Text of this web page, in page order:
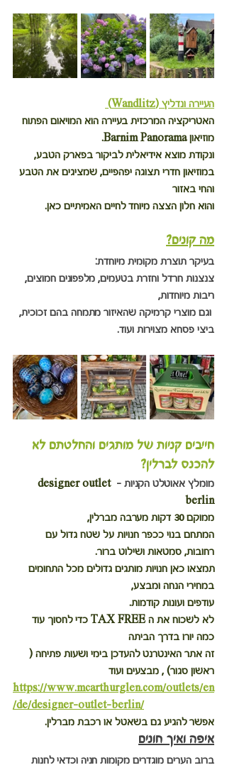
העיירה ונדליץ (Wandlitz)
האטריקציה המרכזית בעיירה הוא המויאום הפתוח
מוזיאון Barnim Panorama.
ונקודת מוצא אידיאלית לביקור בפארק הטבע,
במוזיאון חדרי תצוגה יפהפיים, שמציגים את הטבע
והחי באזור
והוא חלון הצצה מיוחד לחיים האמיתיים כאן.
מה קונים?
בעיקר תוצרת מקומית מיוחדת:
צנצנות חרדל וחזרת בטעמים, מלפפונים חמוצים,
ריבות מיוחדות,
וגם מוצרי קרמיקה שהאיזור מתמחה בהם זכוכית,
ביצי פסחא מצוירות ועוד.
חייבים קניות של מותגים והחלטתם לא
להכנס לברלין?
מומלץ אאוטלט הקניות - designer outlet
berlin
ממוקם 30 דקות מערבה מברלין,
המתחם בנוי ככפר חנויות על שטח גדול עם
רחובות, סמטאות ושילוט ברור.
תמצאו כאן חנויות מותגים גדולים מכל התחומים
במחירי הנחה ומבצע,
עודפים ועונות קודמות.
לא לשכוח את ה TAX FREE כדי לחסוך עוד
כמה יורו בדרך הביתה
זה אתר האינטרנט להעדכן בימי ושעות פתיחה (
ראשון סגור) , מבצעים ועוד
https://www.mcarthurglen.com/outlets/en
/de/designer-outlet-berlin/
אפשר להגיע גם בשאטל או רכבת מברלין.
איפה ואיך חונים
ברוב הערים מוגדרים מקומות חניה וכדאי לחנות